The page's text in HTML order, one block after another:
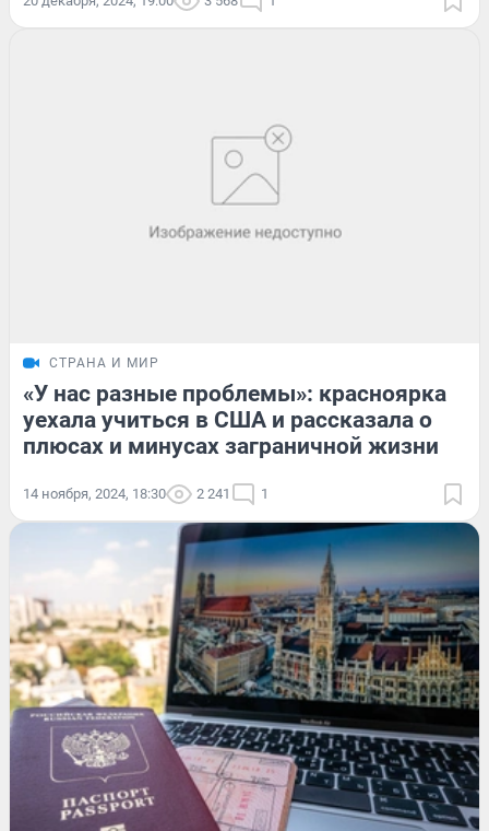
СТРАНА И МИР
«У нас разные проблемы»: красноярка
уехала учиться в США и рассказала о
плюсах и минусах заграничной жизни
14 ноября, 2024, 18:30 2 241 1